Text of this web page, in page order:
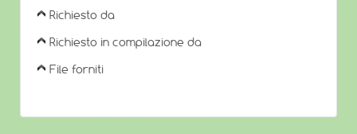
Richiesto da
Richiesto in compilazione da
File forniti